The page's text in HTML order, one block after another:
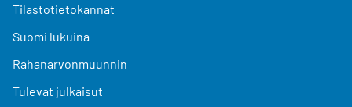
Tilastotietokannat
Suomi lukuina
Rahanarvonmuunnin
Tulevat julkaisut